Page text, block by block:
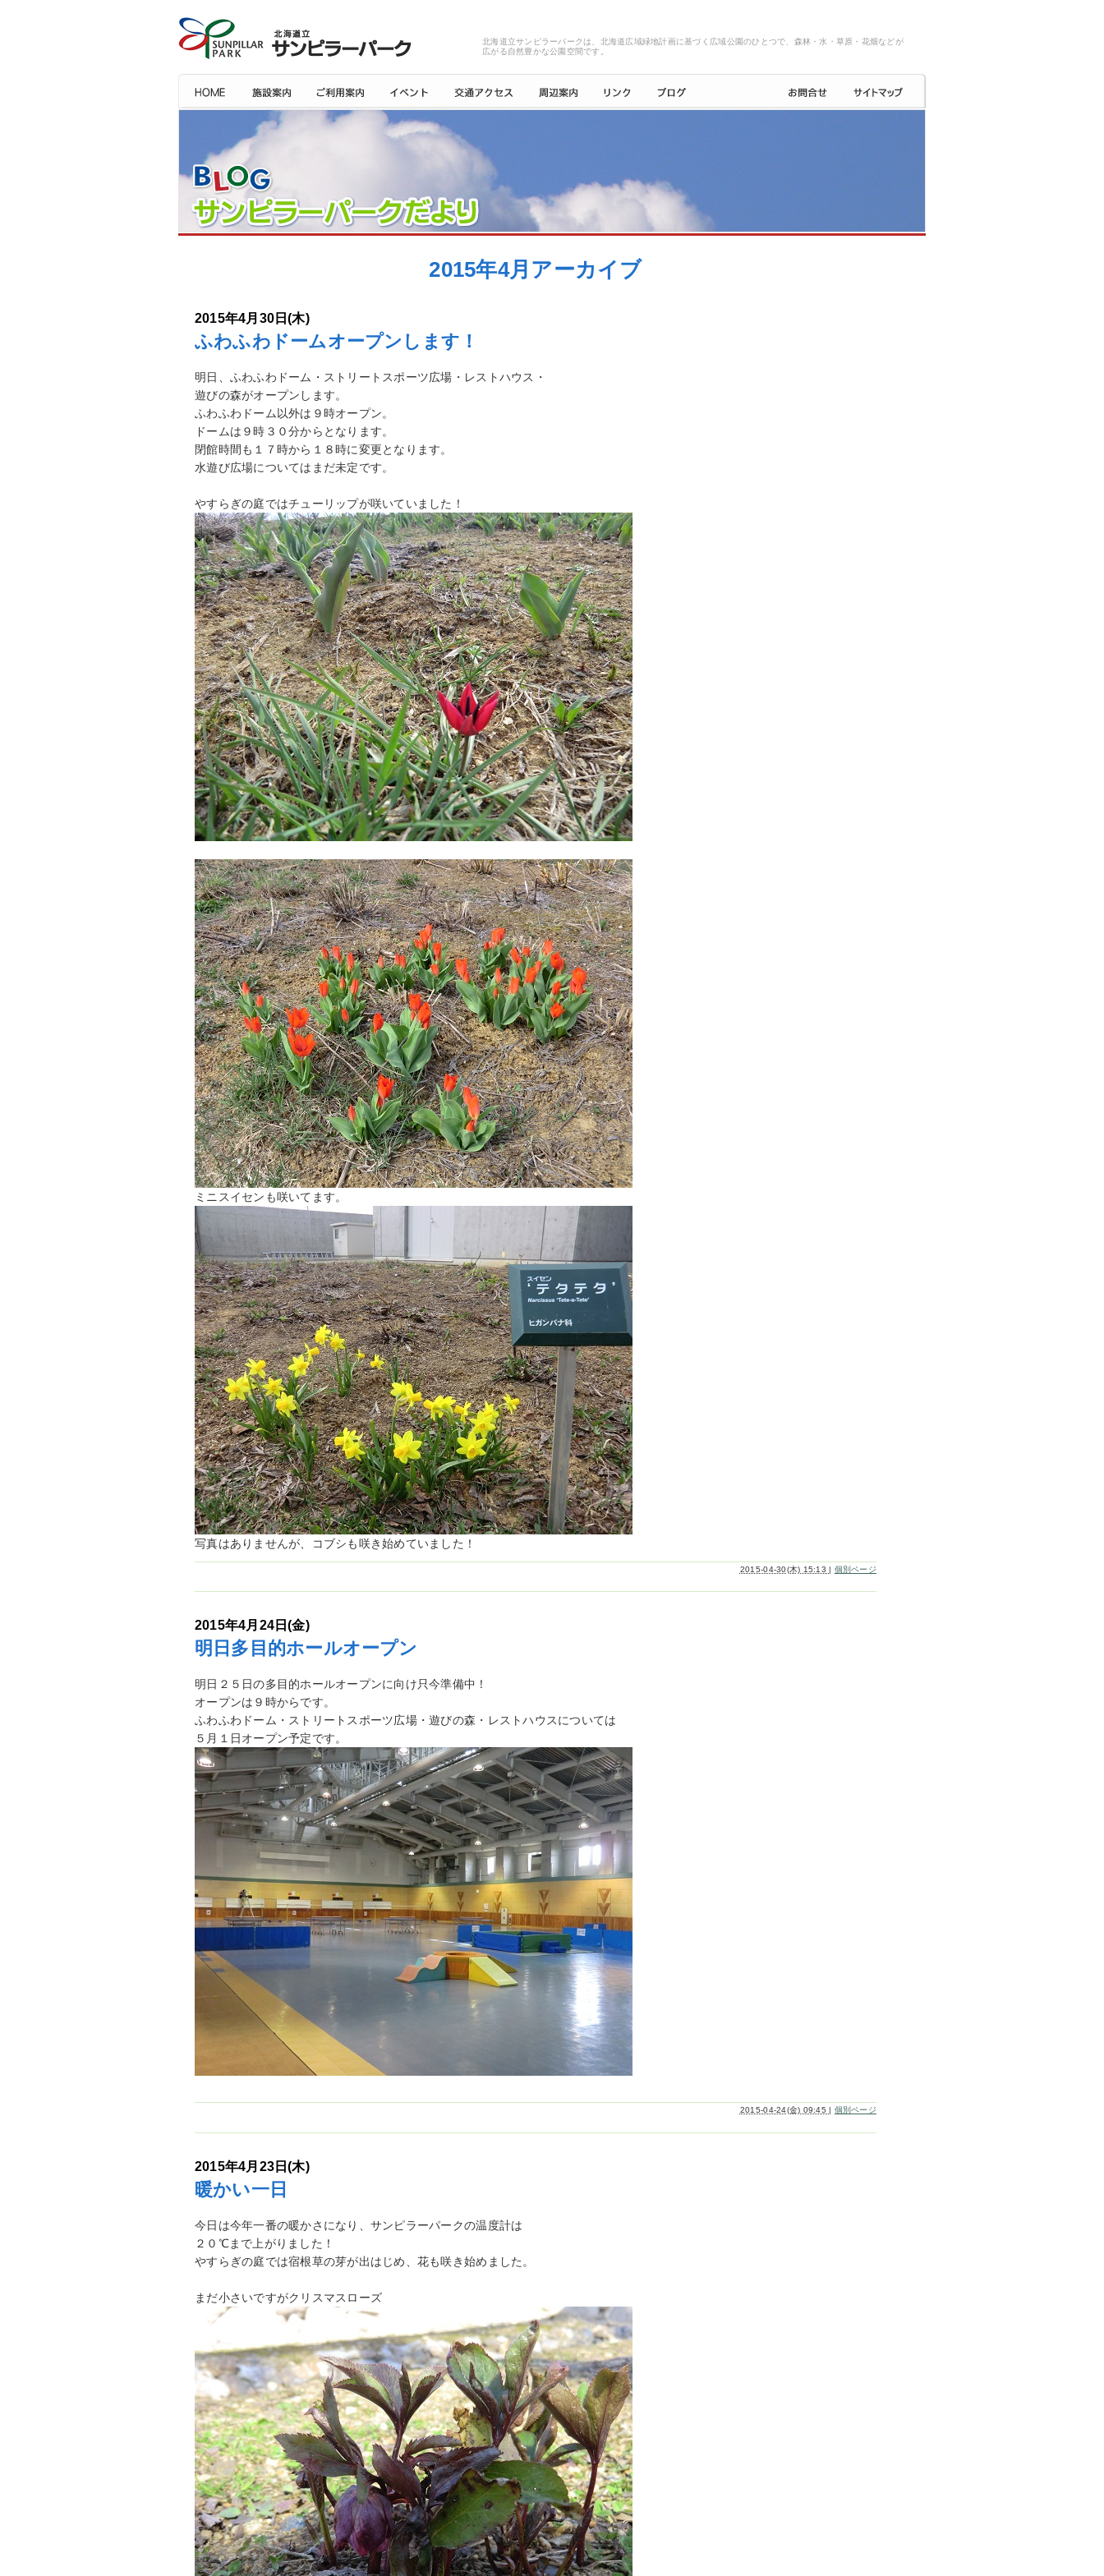
北海道立サンピラーパークは、北海道広域緑地計画に基づく広域公園のひとつで、森林・水・草原・花畑などが
広がる自然豊かな公園空間です。
2015年4月アーカイブ
2015年4月30日(木)
ふわふわドームオープンします！
明日、ふわふわドーム・ストリートスポーツ広場・レストハウス・
遊びの森がオープンします。
ふわふわドーム以外は９時オープン。
ドームは９時３０分からとなります。
閉館時間も１７時から１８時に変更となります。
水遊び広場についてはまだ未定です。
やすらぎの庭ではチューリップが咲いていました！
ミニスイセンも咲いてます。
写真はありませんが、コブシも咲き始めていました！
2015-04-30(木) 15:13 | 個別ページ
2015年4月24日(金)
明日多目的ホールオープン
明日２５日の多目的ホールオープンに向け只今準備中！
オープンは９時からです。
ふわふわドーム・ストリートスポーツ広場・遊びの森・レストハウスについては
５月１日オープン予定です。
2015-04-24(金) 09:45 個別ページ
2015年4月23日(木)
暖かい一日
今日は今年一番の暖かさになり、サンピラーパークの温度計は
２０℃まで上がりました！
やすらぎの庭では宿根草の芽が出はじめ、花も咲き始めました。
まだ小さいですがクリスマスローズ